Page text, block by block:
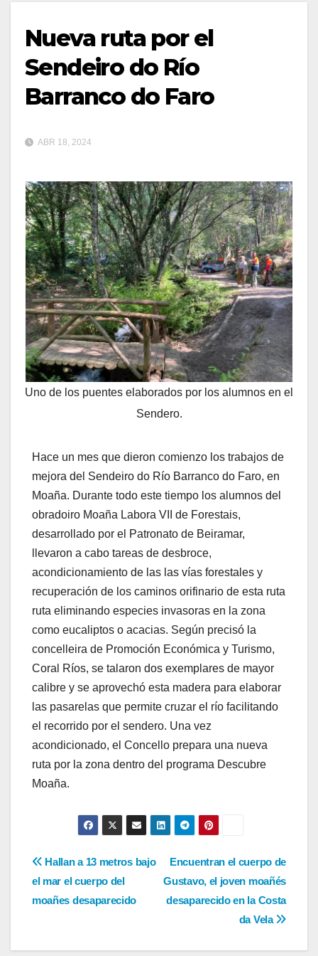
Nueva ruta por el
Sendeiro do Río
Barranco do Faro
ABR 18, 2024
Uno de los puentes elaborados por los alumnos en el
Sendero.
Hace un mes que dieron comienzo los trabajos de
mejora del Sendeiro do Río Barranco do Faro, en
Moaña. Durante todo este tiempo los alumnos del
obradoiro Moaña Labora VII de Forestais,
desarrollado por el Patronato de Beiramar,
llevaron a cabo tareas de desbroce,
acondicionamiento de las las vías forestales y
recuperación de los caminos orifinario de esta ruta
ruta eliminando especies invasoras en la zona
como eucaliptos o acacias. Según precisó la
concelleira de Promoción Económica y Turismo,
Coral Ríos, se talaron dos exemplares de mayor
calibre y se aprovechó esta madera para elaborar
las pasarelas que permite cruzar el río facilitando
el recorrido por el sendero. Una vez
acondicionado, el Concello prepara una nueva
ruta por la zona dentro del programa Descubre
Moaña.
Navegación
de
Encuentran el cuerpo de
Gustavo, el joven moañés
desaparecido en la Costa
da Vela
Hallan a 13 metros bajo
el mar el cuerpo del
moañes desaparecido